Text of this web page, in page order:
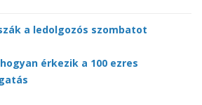
a ledolgozós szombatot
érkezik a 100 ezres